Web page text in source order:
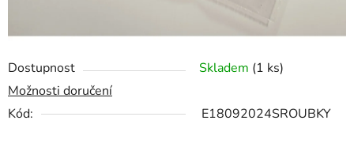
Dostupnost Skladem (1 ks)
Možnosti doručení
Kód:
E18092024SROUBKY